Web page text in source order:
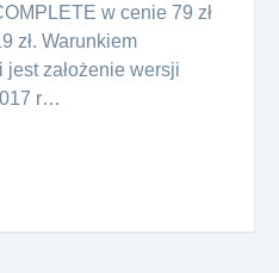
w cenie 79 zł
zł. Warunkiem
założenie wersji
r…